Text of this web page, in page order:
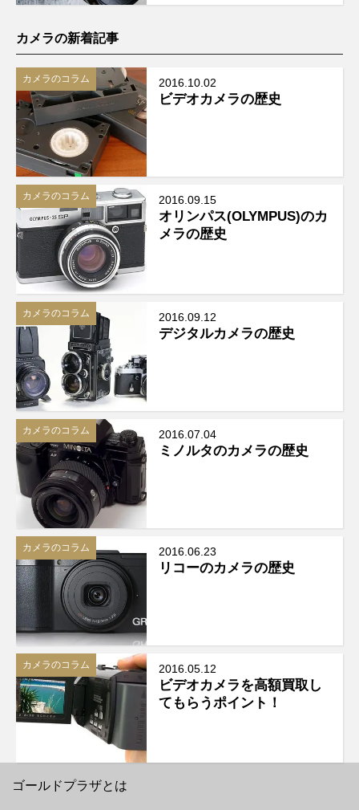
カメラの新着記事
カメラのコラム 2016.10.02
ビデオカメラの歴史
カメラのコラム 2016.09.15
オリンパス(OLYMPUS)のカ
メラの歴史
カメラのコラム 2016.09.12
デジタルカメラの歴史
カメラのコラム 2016.07.04
ミノルタのカメラの歴史
カメラのコラム 2016.06.23
リコーのカメラの歴史
カメラのコラム 2016.05.12
ビデオカメラを高額買取し
てもらうポイント！
ゴールドプラザとは